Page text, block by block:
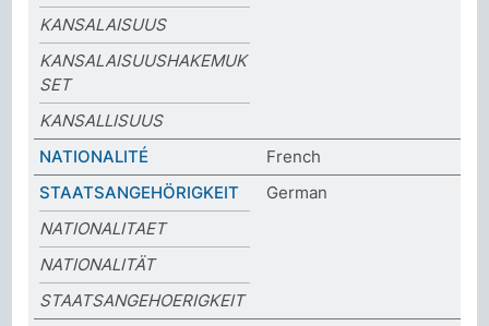
KANSALAISUUS
KANSALAISUUSHAKEMUK
SET
KANSALLISUUS
NATIONALITÉ
French
STAATSANGEHÖRIGKEIT
German
NATIONALITAET
NATIONALITÄT
STAATSANGEHOERIGKEIT